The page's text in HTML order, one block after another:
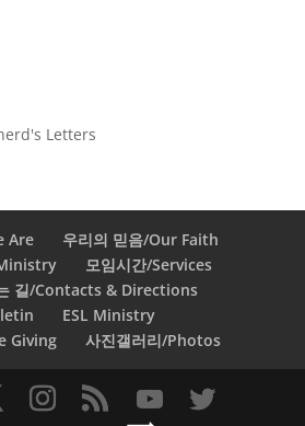
Letters
Are
우리의 믿음/Our Faith
모임시간/Services
길/Contacts & Directions
ESL Ministry
Giving
사진갤러리/Photos